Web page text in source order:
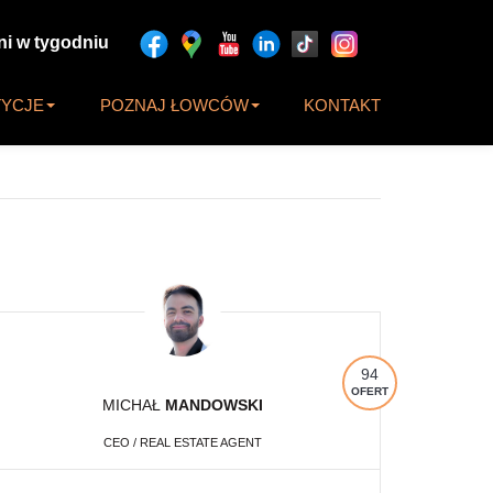
POZNAJ ŁOWCÓW KONTAKT
w tygodniu
94
OFERT
MICHAŁ MANDOWSKI
CEO / REAL ESTATE AGENT